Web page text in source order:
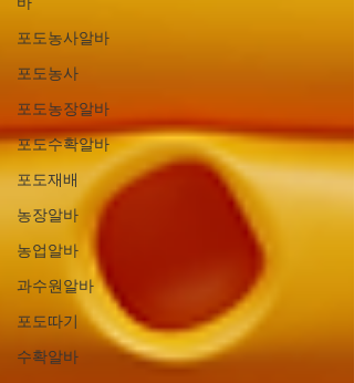
포도농사알바
포도농사
포도농장알바
포도수확알바
포도재배
농장알바
농업알바
과수원알바
포도따기
수확알바